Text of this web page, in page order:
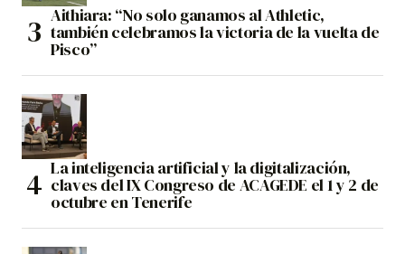
Aithiara: “No solo ganamos al Athletic,
también celebramos la victoria de la vuelta de
Pisco”
La inteligencia artificial y la digitalización,
claves del IX Congreso de ACAGEDE el 1 y 2 de
octubre en Tenerife